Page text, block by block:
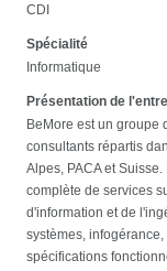
CDI
Spécialité
Informatique
Présentation de
BeMore est un groupe
consultants répartis
Alpes, PACA et
complète de services
d'information et de
systèmes,
spécifications